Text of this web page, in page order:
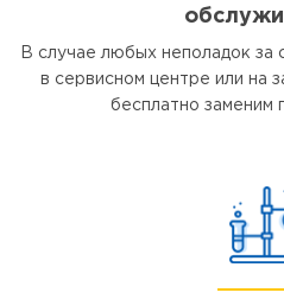
В случае любых неполадок за
в сервисном центре или на
бесплатно заменим